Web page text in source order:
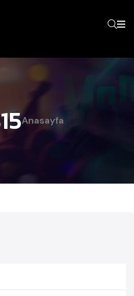
Anasayfa